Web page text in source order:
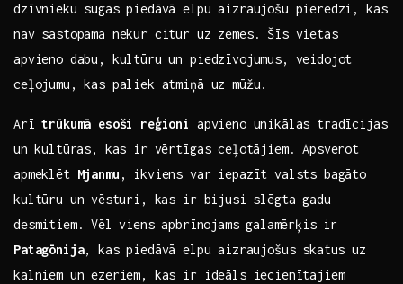
dzīvnieku sugas piedāvā elpu aizraujošu pieredzi, ‌kas
nav sastopama nekur citur uz zemes. Šīs vietas
apvieno dabu, kultūru un piedzīvojumus, ​veidojot
ceļojumu, kas paliek atmiņā uz mūžu.
Arītrūkumā‍ esoši reģioni apvieno unikālas​ tradīcijas
⁢un ​kultūras, kas ir vērtīgas ceļotājiem. Apsverot
apmeklēt Mjanmu , ikviens var iepazīt valsts bagāto
kultūru un ⁤vēsturi, kas ir‍ bijusi slēgta gadu‌
desmitiem.⁢ Vēl viens ⁢apbrīnojams ⁢galamērķis ir
Patagōnija, kas piedāvā ⁣elpu aizraujošus skatus uz
kalniem un ezeriem, kas ir ideāls iecienītajiem